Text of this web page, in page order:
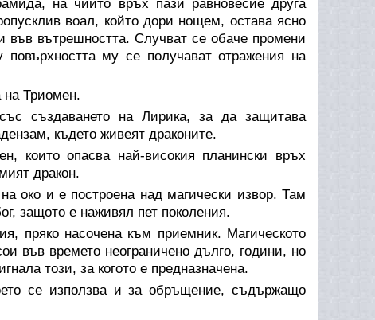
на чиито връх пази равновесие друга
воал, който дори нощем, остава ясно
във вътрешността. Случват се обаче промени
му се получават отражения на
Триомен.
създаването на Лирика, за да защитава
където живеят драконите.
опасва най-високия планински връх
дракон.
око и е построена над магически извор. Там
защото е наживял пет поколения.
пряко насочена към приемник. Магическото
във времето неограничено дълго, години, но
този, за когото е предназначена.
се използва и за обръщение, съдържащо